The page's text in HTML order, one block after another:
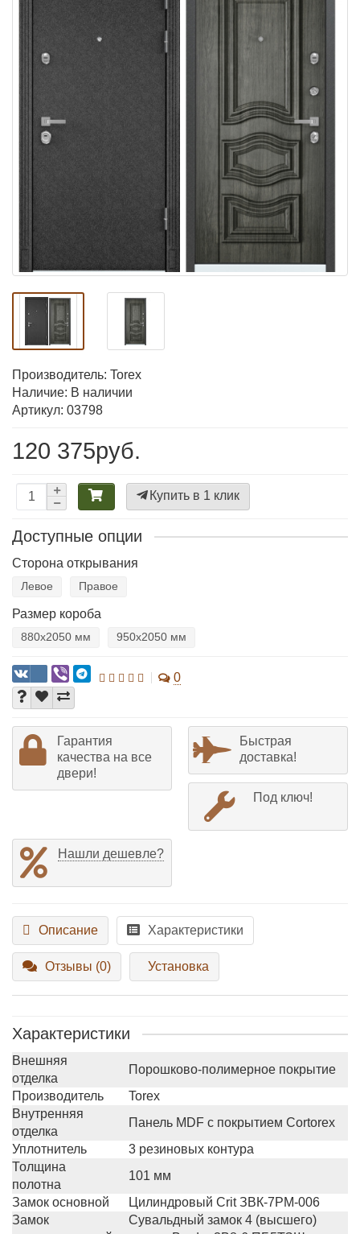
Производитель: Torex
Наличие: В наличии
Артикул: 03798
120 375руб.
Купить в 1 клик
Доступные опции
Сторона открывания
Левое Правое
Размер короба
880х2050 мм 950х2050 мм
0
Гарантия
качества на все
двери!
Быстрая
доставка!
Под ключ!
Нашли дешевле?
Описание Характеристики
Отзывы (0) Установка
Характеристики
Внешняя
отделка
Порошково-полимерное покрытие
Производитель
Torex
Внутренняя
отделка
Панель MDF с покрытием Cortorex
Уплотнитель
3 резиновых контура
Толщина
полотна
101 мм
Замок основной
Цилиндровый Crit ЗВК-7РМ-006
Замок
Сувальдный замок 4 (высшего)